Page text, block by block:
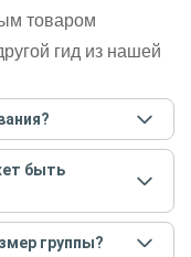
товаром
гид из нашей
вопрос» и
Сначала
вопросы и после
вопрос.
быть
условий,
а по прогнозу
группы?